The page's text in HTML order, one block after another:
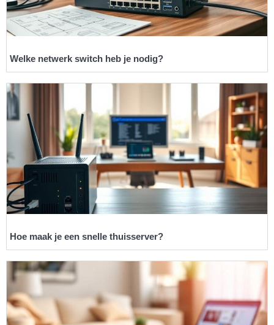
Welke netwerk switch heb je nodig?
Hoe maak je een snelle thuisserver?